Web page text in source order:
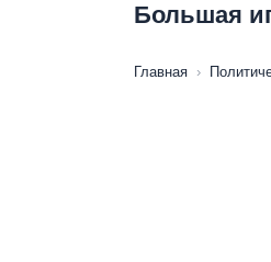
Большая
Главная ›